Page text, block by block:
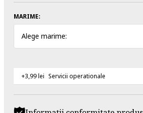
MARIME:
Alege marime:
+3,99 lei Servicii operationale